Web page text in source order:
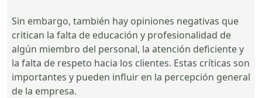
Sin embargo, también hay opiniones negativas que
critican la falta de educación y profesionalidad de
algún miembro del personal, la atención deficiente y
la falta de respeto hacia los clientes. Estas críticas son
importantes y pueden influir en la percepción general
de la empresa.